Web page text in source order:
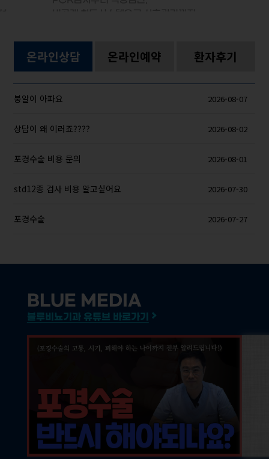
온라인상담 온라인예약 환자후기
붕알이 아파요 2026-08-07
상담이 왜 이러죠???? 2026-08-02
포경수술 비용 문의 2026-08-01
std12종 검사 비용 알고싶어요 2026-07-30
포경수술 2026-07-27
BLUE MEDIA
블루비뇨기과 유튜브 바로가기